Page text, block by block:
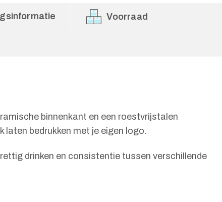
Voorraad
binnenkant en een roestvrijstalen
bedrukken met je eigen logo.
drinken en consistentie tussen verschillende